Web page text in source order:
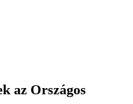
az Országos